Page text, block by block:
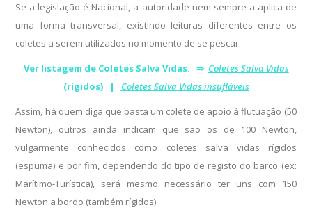
Se a legislação é Nacional, a autoridade nem sempre a aplica de
uma forma transversal, existindo leituras diferentes entre os
coletes a serem utilizados no momento de se pescar.
Ver listagem de Coletes Salva Vidas: ⇒ Coletes Salva Vidas
(rígidos) | Coletes Salva Vidas insufláveis
Assim, há quem diga que basta um colete de apoio à flutuação (50
Newton), outros ainda indicam que são os de 100 Newton,
vulgarmente conhecidos como coletes salva vidas rígidos
(espuma) e por fim, dependendo do tipo de registo do barco (ex:
Marítimo-Turística), será mesmo necessário ter uns com 150
Newton a bordo (também rígidos).